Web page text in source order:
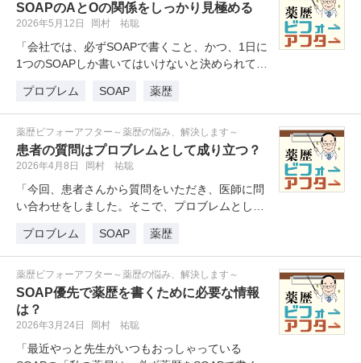
SOAPのAとOの関係をしっかり見極める
2026年5月12日 岡村 祐聡
「会社では、必ずSOAPで書くこと、かつ、1日に
1つのSOAPしか書いてはいけないと決められてい
プロブレム
SOAP 薬歴
薬歴ビフォーアフター～薬歴の悩み、解決します～
患者の質問はプロブレムとして成り立つ？
2026年4月8日 岡村 祐聡
「今回、患者さんから質問をいただき、医師に問
い合わせをしました。そこで、プロブレムとして
プロブレム
SOAP 薬歴
薬歴ビフォーアフター～薬歴の悩み、解決します～
SOAP優先で薬歴を書くために必要な情報
は？
2026年3月24日 岡村 祐聡
「最近やっと先生がいつもおっしゃっている